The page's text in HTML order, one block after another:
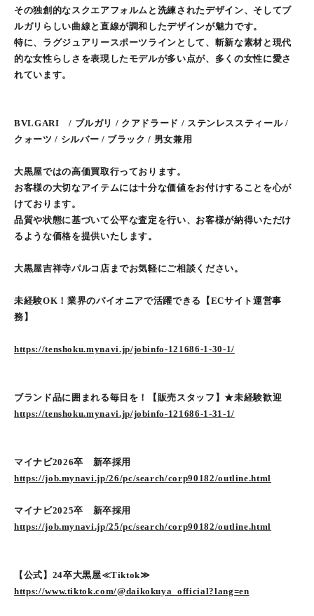
その独創的なスクエアフォルムと洗練されたデザイン、そしてブ
ルガリらしい曲線と直線が調和したデザインが魅力です。
特に、ラグジュアリースポーツラインとして、斬新な素材と現代
的な女性らしさを表現したモデルが多い点が、多くの女性に愛さ
れています。
BVLGARI / ブルガリ / クアドラード / ステンレススティール /
クォーツ / シルバー / ブラック / 男女兼用
大黒屋ではの高価買取行っております。
お客様の大切なアイテムには十分な価値をお付けすることを心が
けております。
品質や状態に基づいて公平な査定を行い、お客様が納得いただけ
るような価格を提供いたします。
大黒屋吉祥寺パルコ店までお気軽にご相談ください。
未経験OK！業界のパイオニアで活躍できる【ECサイト運営事
務】
https://tenshoku.mynavi.jp/jobinfo-121686-1-30-1/
ブランド品に囲まれる毎日を！【販売スタッフ】★未経験歓迎
https://tenshoku.mynavi.jp/jobinfo-121686-1-31-1/
マイナビ2026卒 新卒採用
https://job.mynavi.jp/26/pc/search/corp90182/outline.html
マイナビ2025卒 新卒採用
https://job.mynavi.jp/25/pc/search/corp90182/outline.html
【公式】24卒大黒屋≪Tiktok≫
https://www.tiktok.com/@daikokuya_official?lang=en